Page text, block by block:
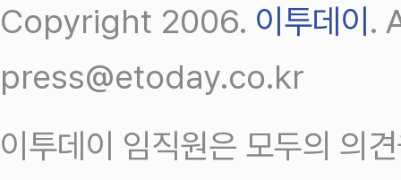
Copyright 2006. 이투데이.
press@etoday.co.kr
이투데이 임직원은 모두의 의